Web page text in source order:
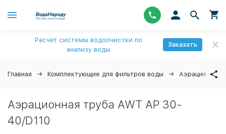
Расчет системы водоочистки по
анализу воды
Заказать
Главная Комплектующие для фильтров воды Аэрация
Аэрационная труба AWT AP 30-
40/D110